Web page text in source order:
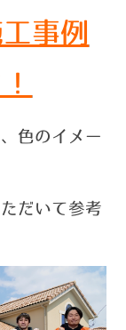
事例
色のイメー
だいて参考